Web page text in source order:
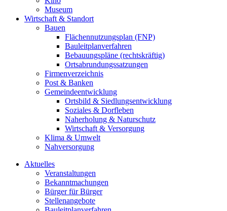
Museum
Wirtschaft & Standort
Bauen
Flächennutzungsplan (FNP)
Bauleitplanverfahren
Bebauungspläne (rechtskräftig)
Ortsabrundungssatzungen
Firmenverzeichnis
Post & Banken
Gemeindeentwicklung
Ortsbild & Siedlungsentwicklung
Soziales & Dorfleben
Naherholung & Naturschutz
Wirtschaft & Versorgung
Klima & Umwelt
Nahversorgung
Aktuelles
Veranstaltungen
Bekanntmachungen
Bürger für Bürger
Stellenangebote